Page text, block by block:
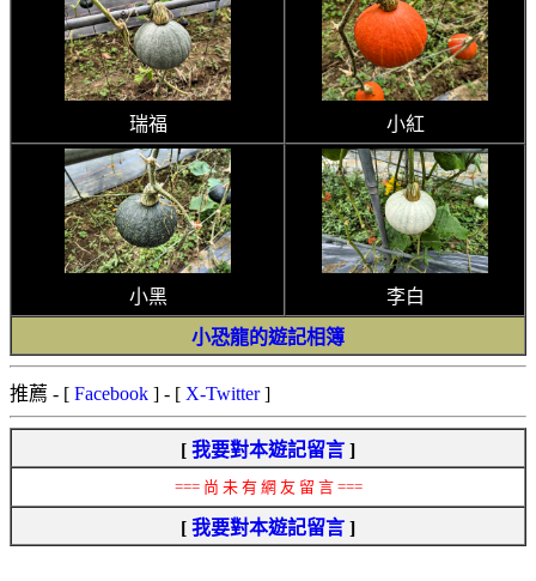
瑞福 小紅
小黑
李白
小恐龍的遊記相簿
推薦 - [ Facebook ] - [ X-Twitter]
[ 我要對本遊記留言 ]
=== 尚 未 有 網 友 留 言 ===
[ 我要對本遊記留言 ]